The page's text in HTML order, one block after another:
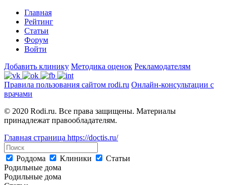
Главная
Рейтинг
Статьи
Форум
Войти
Добавить клинику Методика оценок Рекламодателям
Правила пользования сайтом rodi.ru Онлайн-консультации с
врачами
© 2020 Rodi.ru. Все права защищены. Материалы
принадлежат правообладателям.
Главная страница https://doctis.ru/
Роддома Клиники
Статьи
Родильные дома
Родильные дома